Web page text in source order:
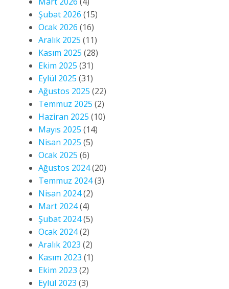
Şubat 2026 (15)
Ocak 2026 (16)
Aralık 2025 (11)
Kasım 2025 (28)
Ekim 2025 (31)
Eylül 2025 (31)
Ağustos 2025 (22)
Temmuz 2025 (2)
Haziran 2025 (10)
Mayıs 2025 (14)
Nisan 2025 (5)
Ocak 2025 (6)
Ağustos 2024(20)
Temmuz 2024(3)
Nisan 2024(2)
Mart 2024(4)
Şubat 2024(5)
Ocak 2024(2)
Aralık 2023 (2)
Kasım 2023 (1)
Ekim 2023 (2)
Eylül 2023 (3)